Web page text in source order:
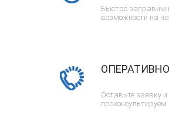
Быстро заправим
возможности на
Оставьте заявку
проконсультируем